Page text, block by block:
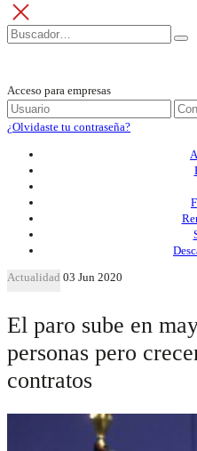
Acceso para empresas
¿Olvidaste tu contraseña?
Actualidad 03 Jun 2020
El paro sube en
personas pero
contratos